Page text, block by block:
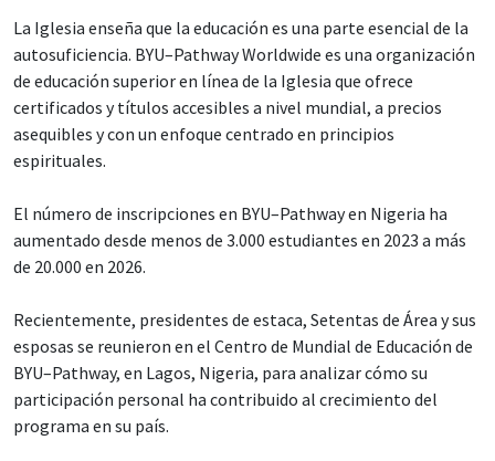
La Iglesia enseña que la educación es una parte esencial de la
autosuficiencia. BYU–Pathway Worldwide es una organización
de educación superior en línea de la Iglesia que ofrece
certificados y títulos accesibles a nivel mundial, a precios
asequibles y con un enfoque centrado en principios
espirituales.
El número de inscripciones en BYU–Pathway en Nigeria ha
aumentado desde menos de 3.000 estudiantes en 2023 a más
de 20.000 en 2026.
Recientemente, presidentes de estaca, Setentas de Área y sus
esposas se reunieron en el Centro de Mundial de Educación de
BYU–Pathway, en Lagos, Nigeria, para analizar cómo su
participación personal ha contribuido al crecimiento del
programa en su país.